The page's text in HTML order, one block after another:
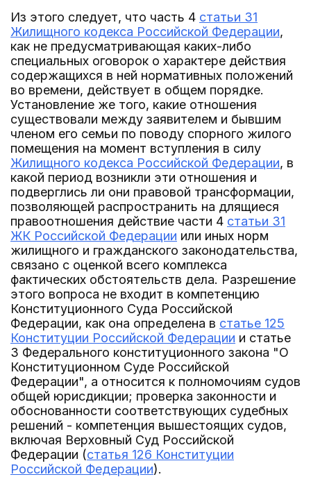
Из этого следует, что часть 4 статьи 31
Жилищного кодекса Российской Федерации,
как не предусматривающая каких-либо
специальных оговорок о характере действия
содержащихся в ней нормативных положений
во времени, действует в общем порядке.
Установление же того, какие отношения
существовали между заявителем и бывшим
членом его семьи по поводу спорного жилого
помещения на момент вступления в силу
Жилищного кодекса Российской Федерации, в
какой период возникли эти отношения и
подверглись ли они правовой трансформации,
позволяющей распространить на длящиеся
правоотношения действие части 4 статьи 31
ЖК Российской Федерации или иных норм
жилищного и гражданского законодательства,
связано с оценкой всего комплекса
фактических обстоятельств дела. Разрешение
этого вопроса не входит в компетенцию
Конституционного Суда Российской
Федерации, как она определена в статье 125
Конституции Российской Федерации и статье
3 Федерального конституционного закона "О
Конституционном Суде Российской
Федерации", а относится к полномочиям судов
общей юрисдикции; проверка законности и
обоснованности соответствующих судебных
решений - компетенция вышестоящих судов,
включая Верховный Суд Российской
Федерации (статья 126 Конституции
Российской Федерации).